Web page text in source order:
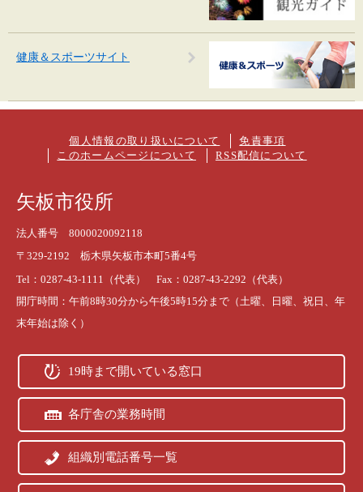
健康＆スポーツサイト
個人情報の取り扱いについて
免責事項
このホームページについて
RSS配信について
矢板市役所
法人番号 8000020092118
〒329-2192 栃木県矢板市本町5番4号
Tel：0287-43-1111（代表） Fax：0287-43-2292（代表）
開庁時間：午前8時30分から午後5時15分まで（土曜、日曜、祝日、年
末年始は除く）
19時まで開いている窓口
各庁舎の業務時間
組織別電話番号一覧